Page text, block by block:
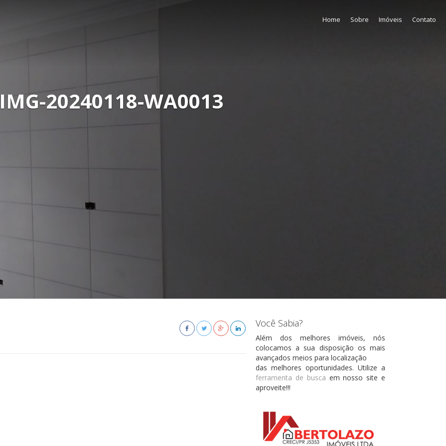
IMG-20240118-WA0013
Home Sobre Imóveis Contato
Você Sabia?
Além dos melhores imóveis, nós
colocamos a sua disposição os mais
avançados meios para localização
das melhores oportunidades. Utilize a
ferramenta de busca em nosso site e
aproveite!!!